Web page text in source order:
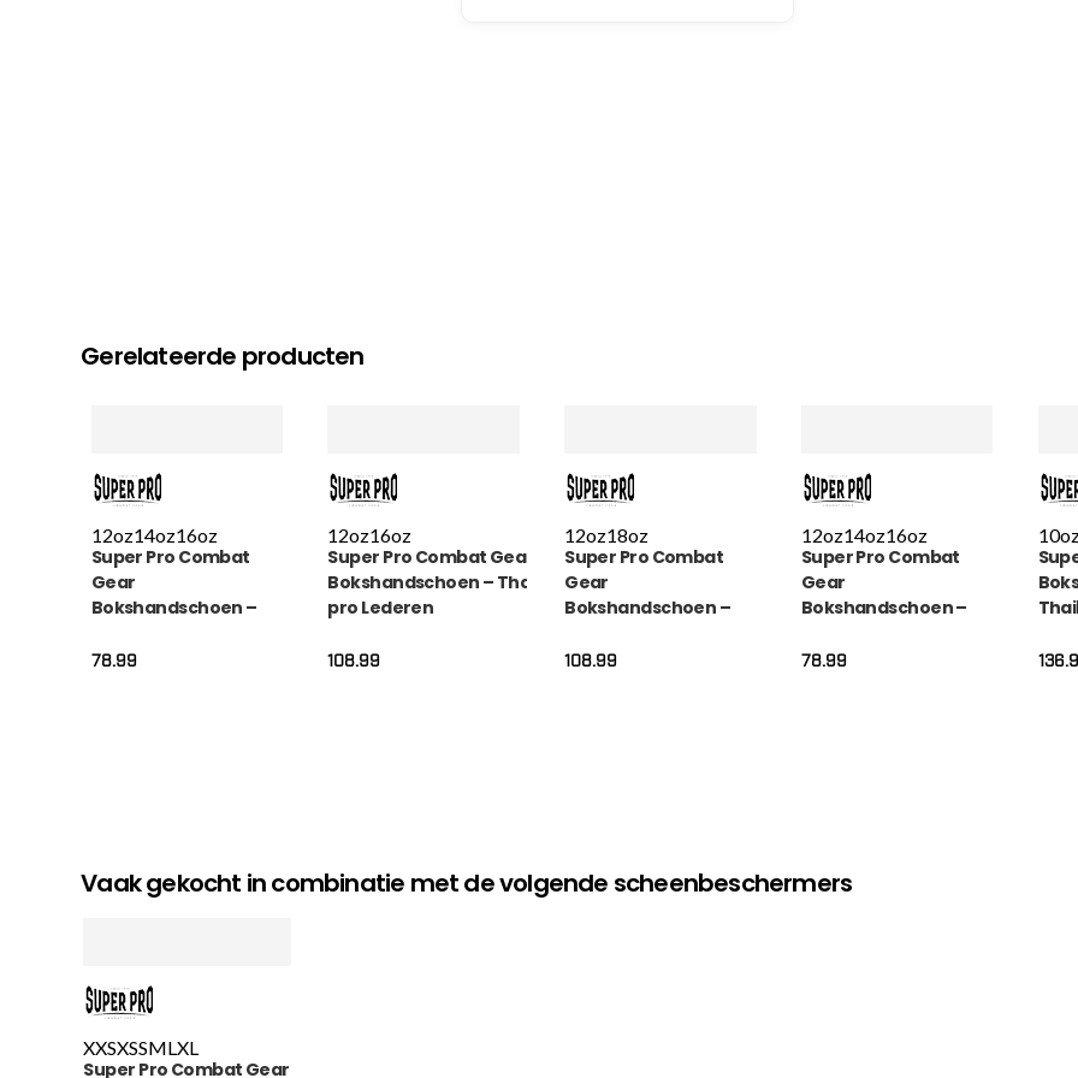
Gerelateerde producten
12oz14oz16oz
Super Pro Combat
Gear
Bokshandschoen –
/ Groen
78.99
12oz16oz
Super Pro Combat Gear
Bokshandschoen – Thai
pro Lederen
– Zwart
108.99
12oz18oz
Super Pro Combat
Gear
Bokshandschoen –
Groen
108.99
12oz14oz16oz
Super Pro Combat
Gear
Bokshandschoen –
– Zwart / Oranje
78.99
Vaak gekocht in combinatie met de volgende scheenbeschermers
XXSXSSMLXL
Super Pro Combat Gear